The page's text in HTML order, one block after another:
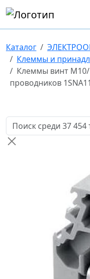
Каталог
Клеммы и
Клеммы винт
проводников
Поиск товаров по